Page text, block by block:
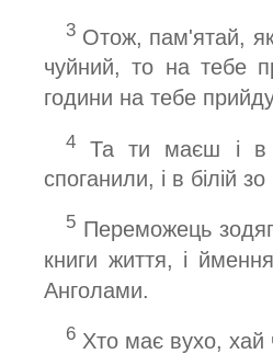
3 Отож, пам'ятай, як
чуйний, то на тебе
години на тебе
4 Та ти маєш і в
споганили, і в білій
5 Переможець
книги життя, і
Анголами.
6 Хто має вухо,